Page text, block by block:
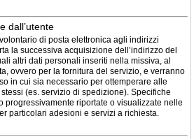
dall’utente
di posta elettronica agli indirizzi
la successiva acquisizione dell’indirizzo del
altri dati personali inseriti nella missiva, al
ovvero per la fornitura del servizio, e verranno
in cui sia necessario per ottemperare alle
(es. servizio di spedizione). Specifiche
progressivamente riportate o visualizzate nelle
particolari adesioni e servizi a richiesta.